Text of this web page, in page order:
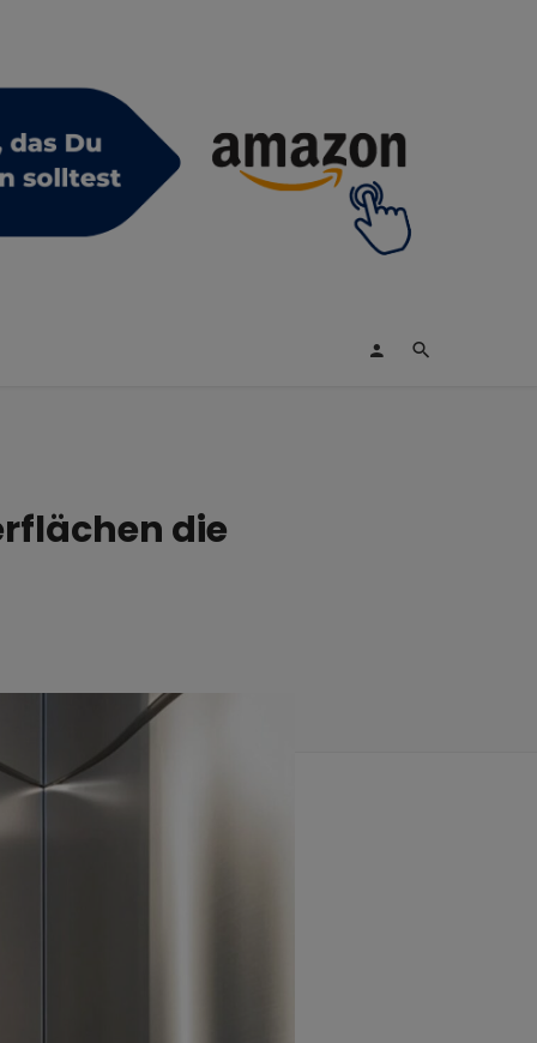
die